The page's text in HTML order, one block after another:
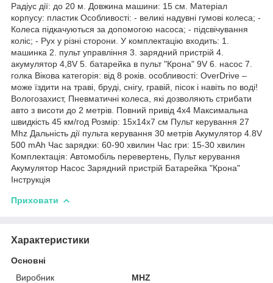
Радіус дії: до 20 м. Довжина машини: 15 см. Матеріал
корпусу: пластик Особливості: - великі надувні гумові колеса; -
Колеса підкачуються за допомогою насоса; - підсвічування
коліс; - Рух у різні сторони. У комплектацію входить: 1.
машинка 2. пульт управління 3. зарядний пристрій 4.
акумулятор 4,8V 5. батарейка в пульт "Крона" 9V 6. насос 7.
голка Вікова категорія: від 8 років. особливості: OverDrive –
може їздити на траві, бруді, снігу, гравій, пісок і навіть по воді!
Вологозахист, Пневматичні колеса, які дозволяють стрибати
авто з висоти до 2 метрів. Повний привід 4х4 Максимальна
швидкість 45 км/год Розмір: 15х14х7 см Пульт керування 27
Mhz Дальність дії пульта керування 30 метрів Акумулятор 4.8V
500 mAh Час зарядки: 60-90 хвилин Час гри: 15-30 хвилин
Комплектація: Автомобіль перевертень, Пульт керування
Акумулятор Насос Зарядний пристрій Батарейка "Крона"
Інструкція
Приховати
Характеристики
Основні
Виробник
MHZ